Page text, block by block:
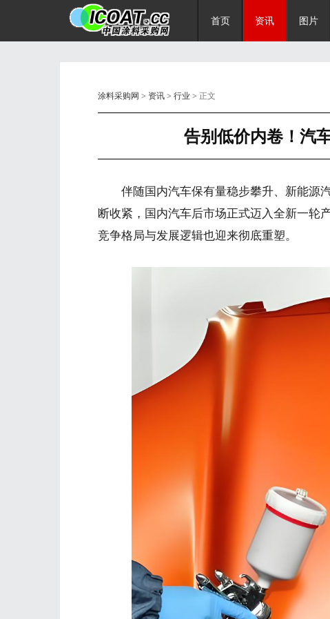
首页 资讯 图片
涂料采购网 > 资讯> 行业 > 正文
告别低价内卷！汽
伴随国内汽车保有量稳步攀升、新能源
断收紧，国内汽车后市场正式迈入全新一轮
竞争格局与发展逻辑也迎来彻底重塑。